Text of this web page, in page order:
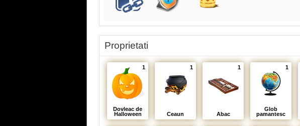
Proprietati
1
Dovleac de
Halloween
1
Ceaun
1
Abac
1
Glob
pamantesc